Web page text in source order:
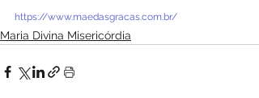
https://www.maedasgracas.com.br/
Maria Divina Misericórdia